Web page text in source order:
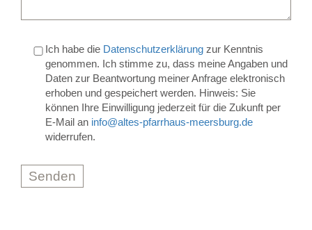
Ich habe die Datenschutzerklärung zur Kenntnis
genommen. Ich stimme zu, dass meine Angaben und
Daten zur Beantwortung meiner Anfrage elektronisch
erhoben und gespeichert werden. Hinweis: Sie
können Ihre Einwilligung jederzeit für die Zukunft per
E-Mail an info@altes-pfarrhaus-meersburg.de
widerrufen.
Bitte lasse dieses Feld leer.